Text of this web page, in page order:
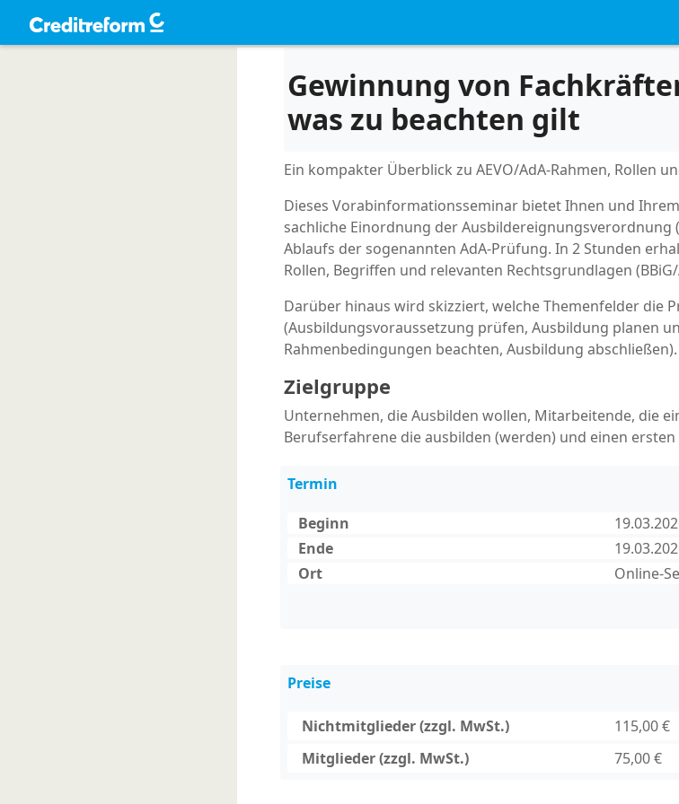
Gewinnung von
was zu beachten gilt
Ein kompakter Überblick zu AEVO/AdA-Rahmen, Rollen
Dieses Vorabinformationsseminar bietet Ihnen und
sachliche Einordnung der Ausbildereignungsverordnung
Ablaufs der sogenannten AdA-Prüfung. In 2 Stunden
Rollen, Begriffen und relevanten Rechtsgrundlagen (BBiG/
Darüber hinaus wird skizziert, welche Themenfelder die
(Ausbildungsvoraussetzung prüfen, Ausbildung planen
Rahmenbedingungen beachten, Ausbildung abschließen).
Zielgruppe
Unternehmen, die Ausbilden wollen, Mitarbeitende, die
Berufserfahrene die ausbilden (werden) und einen
Termin
Beginn
Ende
Ort
Online-
Preise
Nichtmitglieder (zzgl. MwSt.)
115,00 €
Mitglieder (zzgl. MwSt.)
75,00 €